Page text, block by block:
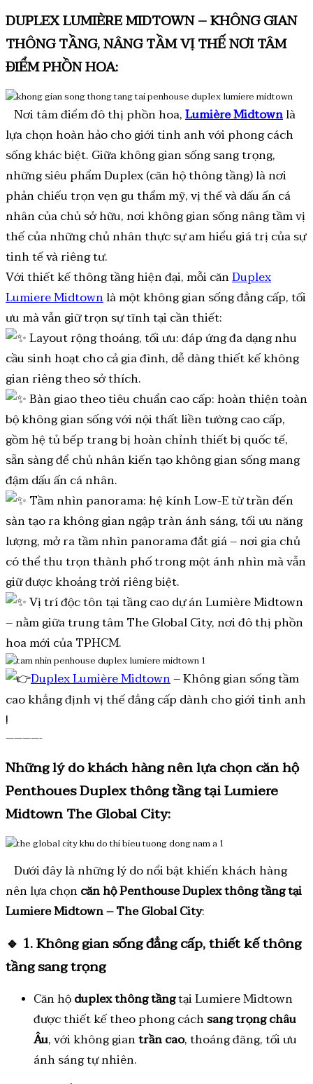
DUPLEX LUMIÈRE MIDTOWN – KHÔNG GIAN
THÔNG TẦNG, NÂNG TẦM VỊ THẾ NƠI TÂM
ĐIỂM PHỒN HOA:
Nơi tâm điểm đô thị phồn hoa,Lumière Midtownlà
lựa chọn hoàn hảo cho giới tinh anh với phong cách
sống khác biệt. Giữa không gian sống sang trọng,
những siêu phẩm Duplex (căn hộ thông tầng) là nơi
phản chiếu trọn vẹn gu thẩm mỹ, vị thế và dấu ấn cá
nhân của chủ sở hữu, nơi không gian sống nâng tầm vị
thế của những chủ nhân thực sự am hiểu giá trị của sự
tinh tế và riêng tư.
Với thiết kế thông tầng hiện đại, mỗi cănDuplex
Lumiere Midtownlà một không gian sống đẳng cấp, tối
ưu mà vẫn giữ trọn sự tĩnh tại cần thiết:
Layout rộng thoáng, tối ưu: đáp ứng đa dạng nhu
cầu sinh hoạt cho cả gia đình, dễ dàng thiết kế không
gian riêng theo sở thích.
Bàn giao theo tiêu chuẩn cao cấp: hoàn thiện toàn
bộ không gian sống với nội thất liền tường cao cấp,
gồm hệ tủ bếp trang bị hoàn chỉnh thiết bị quốc tế,
sẵn sàng để chủ nhân kiến tạo không gian sống mang
đậm dấu ấn cá nhân.
Tầm nhìn panorama: hệ kính Low-E từ trần đến
sàn tạo ra không gian ngập tràn ánh sáng, tối ưu năng
lượng, mở ra tầm nhìn panorama đắt giá – nơi gia chủ
có thể thu trọn thành phố trong một ánh nhìn mà vẫn
giữ được khoảng trời riêng biệt.
Vị trí độc tôn tại tầng cao dự án Lumière Midtown
– nằm giữa trung tâm The Global City, nơi đô thị phồn
hoa mới của TPHCM.
Duplex Lumière Midtown– Không gian sống tầm
cao khẳng định vị thế đẳng cấp dành cho giới tinh anh
!
————-
Những lý do khách hàng nên lựa chọn căn hộ
Penthoues Duplex thông tầng tại Lumiere
Midtown The Global City:
Dưới đây là những lý do nổi bật khiến khách hàng
nên lựa chọncăn hộ Penthouse Duplex thông tầng tại
Lumiere Midtown – The Global City:
🔹 1. Không gian sống đẳng cấp, thiết kế thông
tầng sang trọng
Căn hộduplex thông tầngtại Lumiere Midtown
được thiết kế theo phong cáchsang trọng châu
Âu, với không giantrần cao, thoáng đãng, tối ưu
ánh sáng tự nhiên.